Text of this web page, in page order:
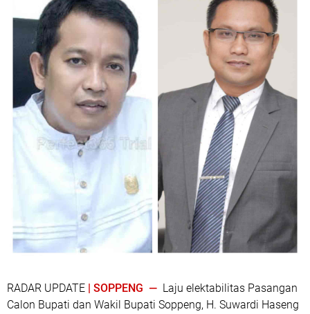
RADAR UPDATE | SOPPENG — Laju elektabilitas Pasangan
Calon Bupati dan Wakil Bupati Soppeng, H. Suwardi Haseng